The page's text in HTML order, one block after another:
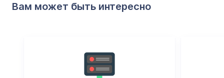
Вам может быть интересно